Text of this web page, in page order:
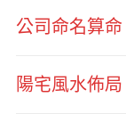
公司命名算命
陽宅風水佈局